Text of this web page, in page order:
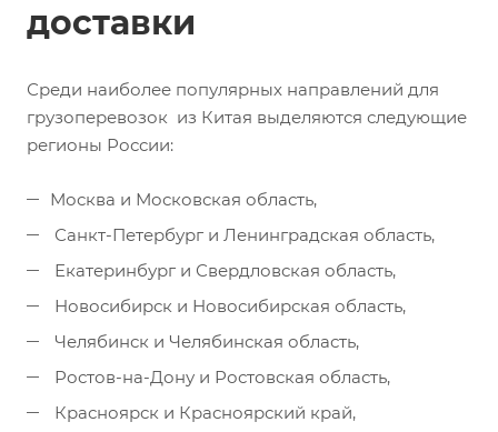
доставки
Среди наиболее популярных направлений для
грузоперевозок из Китая выделяются следующие
регионы России:
Москва и Московская область,
Санкт-Петербург и Ленинградская область,
Екатеринбург и Свердловская область,
Новосибирск и Новосибирская область,
Челябинск и Челябинская область,
Ростов-на-Дону и Ростовская область,
Красноярск и Красноярский край,